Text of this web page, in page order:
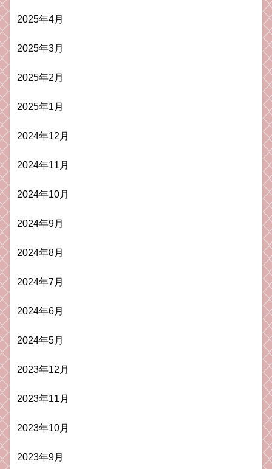
2025年4月
2025年3月
2025年2月
2025年1月
2024年12月
2024年11月
2024年10月
2024年9月
2024年8月
2024年7月
2024年6月
2024年5月
2023年12月
2023年11月
2023年10月
2023年9月